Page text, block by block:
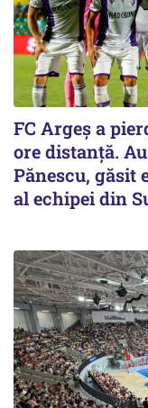
FC Argeș a
ore distanță.
Pănescu, găsit
al echipei din